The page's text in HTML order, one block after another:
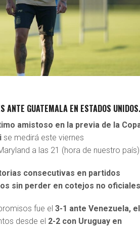
ANTE GUATEMALA EN ESTADOS
amistoso en la previa de la
se medirá este viernes
a las 21 (hora de nuestro
consecutivas en partidos
sin perder en cotejos no
fue el3-1 ante Venezuela,
desde el 2-2 con Uruguay en